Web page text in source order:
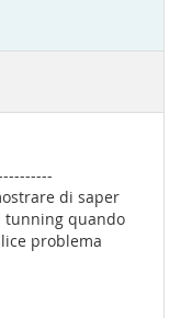
di saper
tunning quando
problema